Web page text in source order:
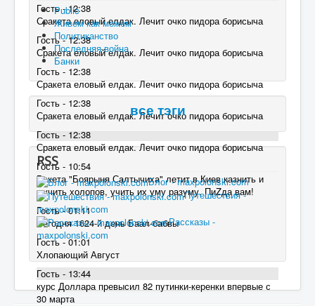
Гость - 12:38
Сракета еловый елдак. Лечит очко пидора борисыча
Гость - 12:38
Сракета еловый елдак. Лечит очко пидора борисыча
Гость - 12:38
Сракета еловый елдак. Лечит очко пидора борисыча
Гость - 12:38
Сракета еловый елдак. Лечит очко пидора борисыча
Гость - 12:38
Сракета еловый елдак. Лечит очко пидора борисыча
Гость - 10:54
Ракета "Боярыня Салтычиха" летит в Киев казнить и
мучить холопов, учить их уму разуму. ПиZда вам!
Гость - 01:11
Сегодня 1624-й день Баал-бабвы
Гость - 01:01
Хлопающий Август
Гость - 13:44
курс Доллара превысил 82 пyтинки-керенки впервые с
30 марта
Public
Живем как можем
Политиканство
Последняя война
Банки
все тэги
RSS
Блог - maxpolonski.com
Путешествия -
maxpolonski.com
Рассказы -
maxpolonski.com